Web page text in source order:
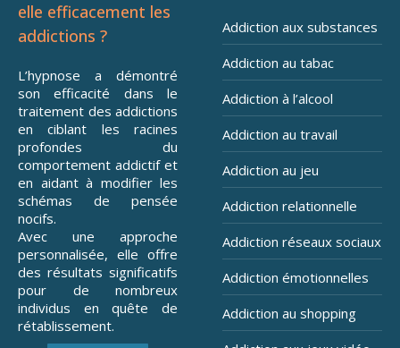
elle efficacement les
addictions ?
L’hypnose a démontré
son efficacité dans le
traitement des addictions
en ciblant les racines
profondes du
comportement addictif et
en aidant à modifier les
schémas de pensée
nocifs.
Avec une approche
personnalisée, elle offre
des résultats significatifs
pour de nombreux
individus en quête de
rétablissement.
Addiction aux substances
Addiction au tabac
Addiction à l’alcool
Addiction au travail
Addiction au jeu
Addiction relationnelle
Addiction réseaux sociaux
Addiction émotionnelles
Addiction au shopping